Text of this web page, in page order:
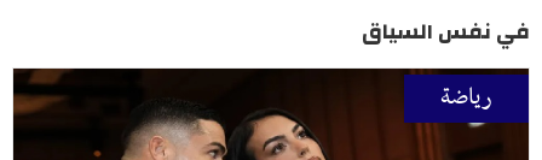
في نفس السياق
رياضة